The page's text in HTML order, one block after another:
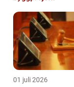
01 juli 2026